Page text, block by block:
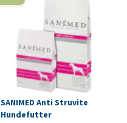
SANIMED Anti Struvite
Hundefutter